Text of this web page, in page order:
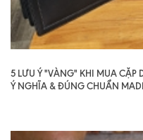
5 LƯU Ý "VÀNG" KHI MUA CẶP
Ý NGHĨA & ĐÚNG CHUẨN